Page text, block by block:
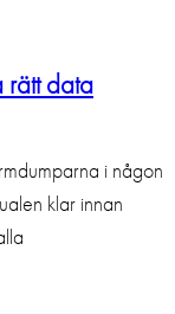
rätt data
i någon
klar innan